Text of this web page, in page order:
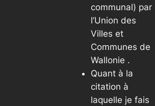
communal) par
l’Union des
Villes et
Communes de
Wallonie .
Quant à la
citation à
laquelle je fais